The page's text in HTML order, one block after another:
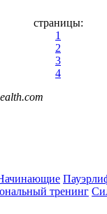
страницы:
1
2
3
4
тренинг